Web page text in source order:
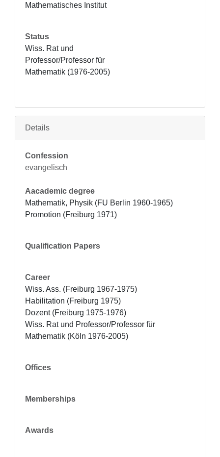
Mathematisches Institut
Status
Wiss. Rat und
Professor/Professor für
Mathematik (1976-2005)
Details
Confession
evangelisch
Aacademic degree
Mathematik, Physik (FU Berlin 1960-1965)
Promotion (Freiburg 1971)
Qualification Papers
Career
Wiss. Ass. (Freiburg 1967-1975)
Habilitation (Freiburg 1975)
Dozent (Freiburg 1975-1976)
Wiss. Rat und Professor/Professor für
Mathematik (Köln 1976-2005)
Offices
Memberships
Awards